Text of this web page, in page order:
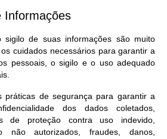
Informações
de suas informações são muito
cuidados necessários para garantir a
pessoais, o sigilo e o uso adequado
práticas de segurança para garantir a
dos dados coletados,
de proteção contra uso indevido,
não autorizados, fraudes, danos,